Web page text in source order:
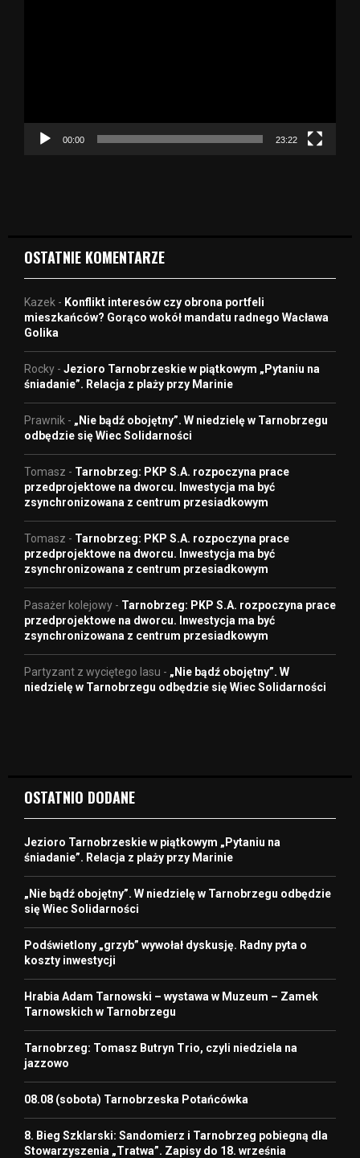
c
00:00 23:22
OSTATNIE KOMENTARZE
Kazek - Konflikt interesów czy obrona portfeli
mieszkańców? Gorąco wokół mandatu radnego Wacława
Golika
Rocky - Jezioro Tarnobrzeskie w piątkowym „Pytaniu na
śniadanie”. Relacja z plaży przy Marinie
Prawnik - „Nie bądź obojętny”. W niedzielę w Tarnobrzegu
odbędzie się Wiec Solidarności
Tomasz - Tarnobrzeg: PKP S.A. rozpoczyna prace
przedprojektowe na dworcu. Inwestycja ma być
zsynchronizowana z centrum przesiadkowym
Tomasz - Tarnobrzeg: PKP S.A. rozpoczyna prace
przedprojektowe na dworcu. Inwestycja ma być
zsynchronizowana z centrum przesiadkowym
Pasażer kolejowy - Tarnobrzeg: PKP S.A. rozpoczyna prace
przedprojektowe na dworcu. Inwestycja ma być
zsynchronizowana z centrum przesiadkowym
Partyzant z wyciętego lasu - „Nie bądź obojętny”. W
niedzielę w Tarnobrzegu odbędzie się Wiec Solidarności
OSTATNIO DODANE
Jezioro Tarnobrzeskie w piątkowym „Pytaniu na
śniadanie”. Relacja z plaży przy Marinie
„Nie bądź obojętny”. W niedzielę w Tarnobrzegu odbędzie
się Wiec Solidarności
Podświetlony „grzyb” wywołał dyskusję. Radny pyta o
koszty inwestycji
Hrabia Adam Tarnowski – wystawa w Muzeum – Zamek
Tarnowskich w Tarnobrzegu
Tarnobrzeg: Tomasz Butryn Trio, czyli niedziela na
jazzowo
08.08 (sobota) Tarnobrzeska Potańcówka
8. Bieg Szklarski: Sandomierz i Tarnobrzeg pobiegną dla
Stowarzyszenia „Tratwa”. Zapisy do 18. września